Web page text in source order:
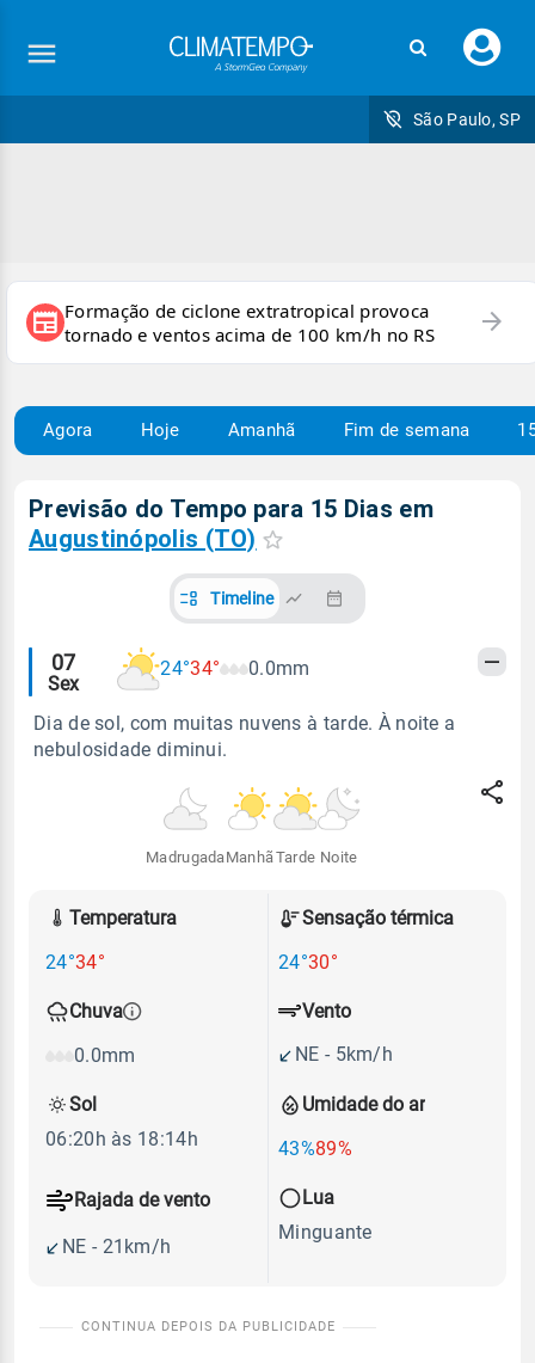
seu
São Paulo, SP
newspaper Formação de ciclone extratropical provoca
tornado e ventos acima de 100 km/h no RS
arrow_forward
Agora Hoje Amanhã Fim de semana
Previsão do Tempo para 15 Dias em
Augustinópolis (TO)
Timeline
Alertas
meteorológicos
07
Sex
24°34° 0.0mm
Dia de sol, com muitas nuvens à tarde. À noite a
nebulosidade diminui.
Madrugada Manhã Tarde Noite
Temperatura
24°34°
Sensação térmica
24°30°
Chuva
0.0mm
Umidade do ar
43%89%
Vento
NE - 5km/h
Rajada de vento
NE - 21km/h
Sol
06:20h às 18:14h
Lua
Minguante